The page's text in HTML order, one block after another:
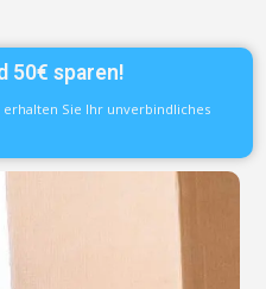
50€ sparen!
erhalten Sie Ihr unverbindliches